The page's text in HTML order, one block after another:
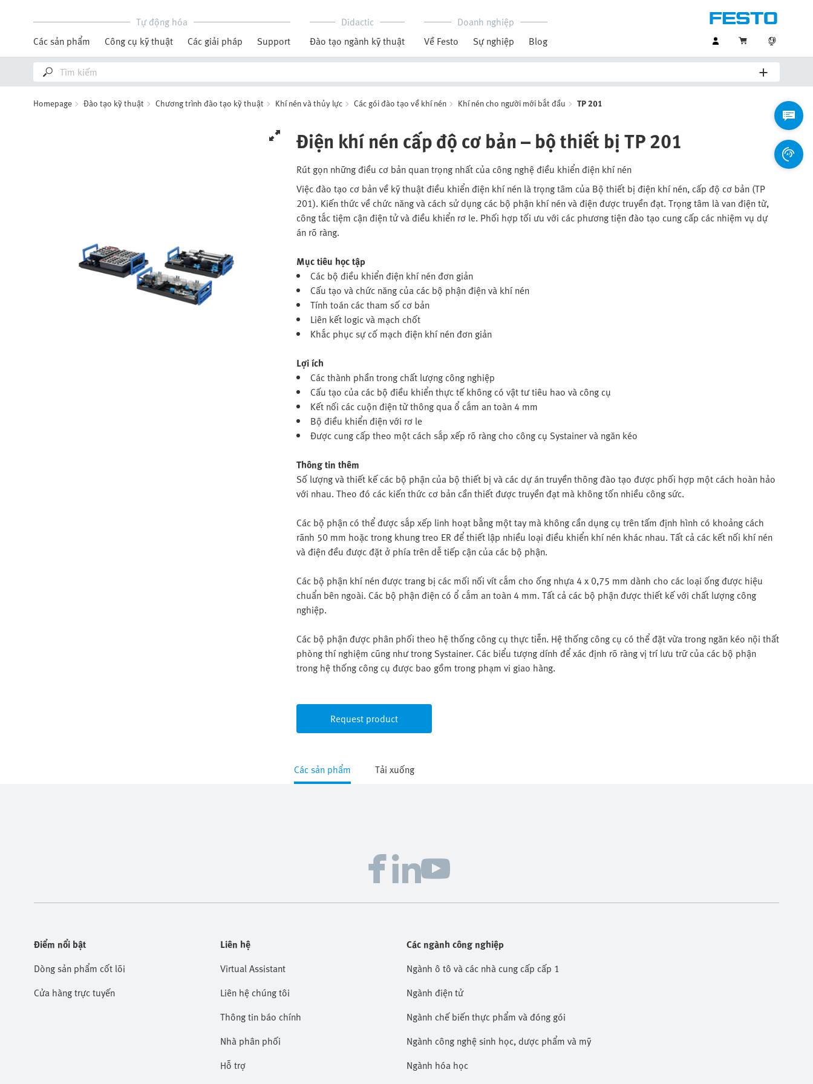
Tự động hóa
Các sản phẩm
Công cụ kỹ thuật Các giải pháp Support
Didactic
Đào tạo ngành kỹ thuật
Doanh nghiệp
Về Festo
Sự nghiệp Blog
Homepage Đào tạo kỹ thuật Chương trình đào tạo kỹ thuật Khí nén và thủy lực Các gói đào tạo về khí nén Khí nén cho người mới bắt đầu TP 201
Điện khí nén cấp độ cơ bản – bộ thiết bị TP 201
Rút gọn những điều cơ bản quan trọng nhất của công nghệ điều khiển điện khí nén
Việc đào tạo cơ bản về kỹ thuật điều khiển điện khí nén là trọng tâm của Bộ thiết bị điện khí nén, cấp độ cơ bản (TP
201). Kiến thức về chức năng và cách sử dụng các bộ phận khí nén và điện được truyền đạt. Trọng tâm là van điện từ,
công tắc tiệm cận điện tử và điều khiển rơ le. Phối hợp tối ưu với các phương tiện đào tạo cung cấp các nhiệm vụ dự
án rõ ràng.
Mục tiêu học tập
Các bộ điều khiển điện khí nén đơn giản
Cấu tạo và chức năng của các bộ phận điện và khí nén
Tính toán các tham số cơ bản
Liên kết logic và mạch chốt
Khắc phục sự cố mạch điện khí nén đơn giản
Lợi ích
Các thành phần trong chất lượng công nghiệp
Cấu tạo của các bộ điều khiển thực tế không có vật tư tiêu hao và công cụ
Kết nối các cuộn điện từ thông qua ổ cắm an toàn 4 mm
Bộ điều khiển điện với rơ le
Được cung cấp theo một cách sắp xếp rõ ràng cho công cụ Systainer và ngăn kéo
Thông tin thêm
Số lượng và thiết kế các bộ phận của bộ thiết bị và các dự án truyền thông đào tạo được phối hợp một cách hoàn hảo
với nhau. Theo đó các kiến thức cơ bản cần thiết được truyền đạt mà không tốn nhiều công sức.
Các bộ phận có thể được sắp xếp linh hoạt bằng một tay mà không cần dụng cụ trên tấm định hình có khoảng cách
rãnh 50 mm hoặc trong khung treo ER để thiết lập nhiều loại điều khiển khí nén khác nhau. Tất cả các kết nối khí nén
và điện đều được đặt ở phía trên dễ tiếp cận của các bộ phận.
Các bộ phận khí nén được trang bị các mối nối vít cắm cho ống nhựa 4 x 0,75 mm dành cho các loại ống được hiệu
chuẩn bên ngoài. Các bộ phận điện có ổ cắm an toàn 4 mm. Tất cả các bộ phận được thiết kế với chất lượng công
nghiệp.
Các bộ phận được phân phối theo hệ thống công cụ thực tiễn. Hệ thống công cụ có thể đặt vừa trong ngăn kéo nội thất
phòng thí nghiệm cũng như trong Systainer. Các biểu tượng dính để xác định rõ ràng vị trí lưu trữ của các bộ phận
trong hệ thống công cụ được bao gồm trong phạm vi giao hàng.
Request product
Các sản phẩm Tải xuống
Điểm nổi bật
Dòng sản phẩm cốt lõi
Cửa hàng trực tuyến
Liên hệ
Virtual Assistant
Liên hệ chúng tôi
Thông tin báo chính
Nhà phân phối
Hỗ trợ
Các ngành công nghiệp
Ngành ô tô và các nhà cung cấp cấp 1
Ngành điện tử
Ngành chế biến thực phẩm và đóng gói
Ngành công nghệ sinh học, dược phẩm và mỹ phẩm
Ngành hóa học